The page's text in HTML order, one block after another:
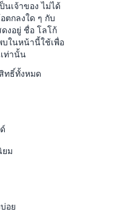
นเจ้าของ ไม่ได้
ตกลงใด ๆ กับ
งอยู่ ชื่อ โลโก้
ในหน้านี้ใช้เพื่อ
ท่านั้น
ทธิ์ทั้งหมด
ยม
อย